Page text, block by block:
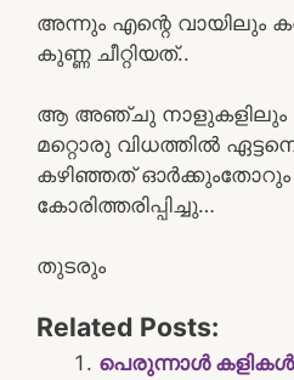
അന്നും എന്റെ വായിലും
കുണ്ണ ചീറ്റിയത്..
ആ അഞ്ചു നാളുകളിലും
മറ്റൊരു വിധത്തിൽ
കഴിഞ്ഞത് ഓർക്കുംതോറും
കോരിത്തരിപ്പിച്ചു…
തുടരും
Related Posts:
പെരുന്നാൾ കളികൾ